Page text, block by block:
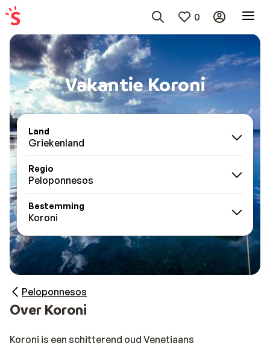
0
Vakantie Koroni
Land
Griekenland
Regio
Peloponnesos
Bestemming
Koroni
Peloponnesos
Over Koroni
Koroni is een schitterend oud Venetiaans